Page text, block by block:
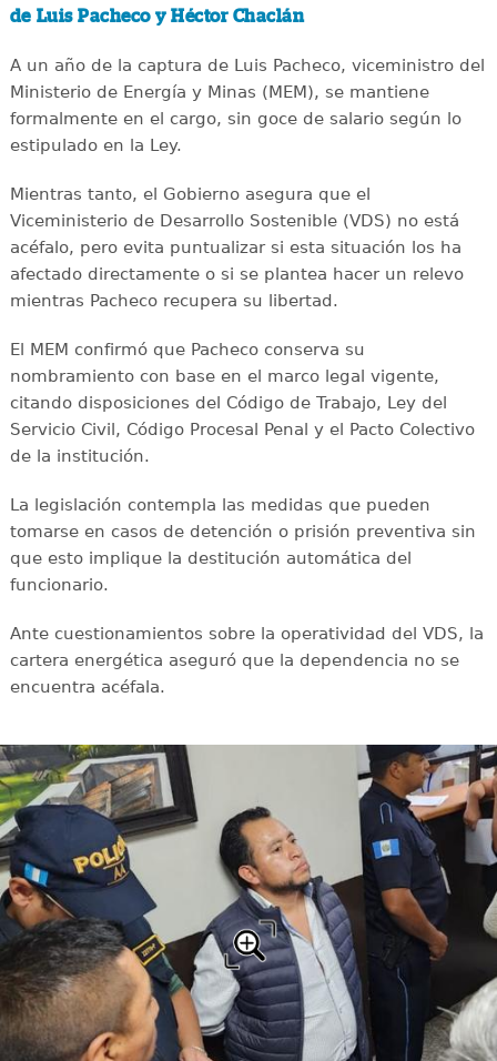
de Luis Pacheco y Héctor Chaclán
A un año de la captura de Luis Pacheco, viceministro del
Ministerio de Energía y Minas (MEM), se mantiene
formalmente en el cargo, sin goce de salario según lo
estipulado en la Ley.
Mientras tanto, el Gobierno asegura que el
Viceministerio de Desarrollo Sostenible (VDS) no está
acéfalo, pero evita puntualizar si esta situación los ha
afectado directamente o si se plantea hacer un relevo
mientras Pacheco recupera su libertad.
El MEM confirmó que Pacheco conserva su
nombramiento con base en el marco legal vigente,
citando disposiciones del Código de Trabajo, Ley del
Servicio Civil, Código Procesal Penal y el Pacto Colectivo
de la institución.
La legislación contempla las medidas que pueden
tomarse en casos de detención o prisión preventiva sin
que esto implique la destitución automática del
funcionario.
Ante cuestionamientos sobre la operatividad del VDS, la
cartera energética aseguró que la dependencia no se
encuentra acéfala.